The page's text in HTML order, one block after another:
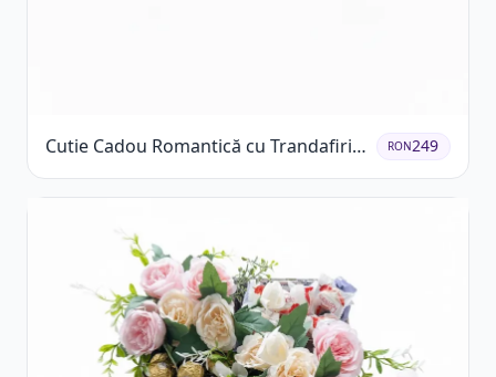
Cutie Cadou Romantică cu Trandafiri
Șampanie și Lumânare
RON249